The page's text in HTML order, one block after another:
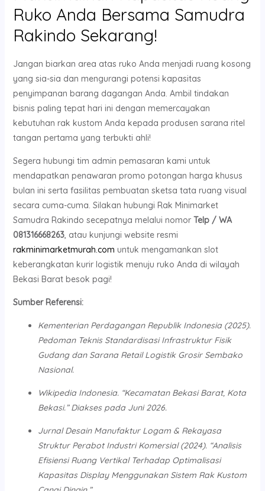
Ruko Anda Bersama Samudra
Rakindo Sekarang!
Jangan biarkan area atas ruko Anda menjadi ruang kosong
yang sia-sia dan mengurangi potensi kapasitas
penyimpanan barang dagangan Anda. Ambil tindakan
bisnis paling tepat hari ini dengan memercayakan
kebutuhan rak kustom Anda kepada produsen sarana ritel
tangan pertama yang terbukti ahli!
Segera hubungi tim admin pemasaran kami untuk
mendapatkan penawaran promo potongan harga khusus
bulan ini serta fasilitas pembuatan sketsa tata ruang visual
secara cuma-cuma. Silakan hubungi Rak Minimarket
Samudra Rakindo secepatnya melalui nomor Telp / WA
081316668263, atau kunjungi website resmi
rakminimarketmurah.com untuk mengamankan slot
keberangkatan kurir logistik menuju ruko Anda di wilayah
Bekasi Barat besok pagi!
Sumber Referensi:
Kementerian Perdagangan Republik Indonesia (2025).
Pedoman Teknis Standardisasi Infrastruktur Fisik
Gudang dan Sarana Retail Logistik Grosir Sembako
Nasional.
Wikipedia Indonesia. “Kecamatan Bekasi Barat, Kota
Bekasi.” Diakses pada Juni 2026.
Jurnal Desain Manufaktur Logam & Rekayasa
Struktur Perabot Industri Komersial (2024). “Analisis
Efisiensi Ruang Vertikal Terhadap Optimalisasi
Kapasitas Display Menggunakan Sistem Rak Kustom